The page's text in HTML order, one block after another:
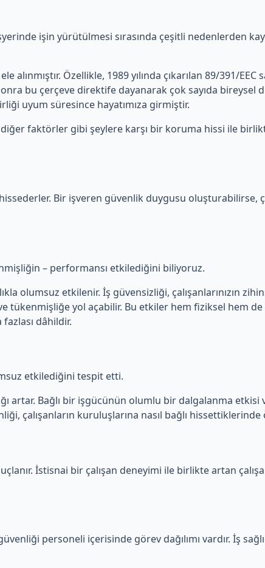
işin yürütülmesi sırasında çeşitli nedenlerden
Özellikle, 1989 yılında çıkarılan 89/391/EEC
bu çerçeve direktife dayanarak çok sayıda bireysel
uyum süresince hayatımıza girmiştir.
faktörler gibi şeylere karşı bir koruma hissi ile
Bir işveren güvenlik duygusu oluşturabilirse,
– performansı etkilediğini biliyoruz.
olumsuz etkilenir. İş güvensizliği, çalışanlarınızın
tükenmişliğe yol açabilir. Bu etkiler hem fiziksel hem
dâhildir.
etkilediğini tespit etti.
artar. Bağlı bir işgücünün olumlu bir dalgalanma etkisi
çalışanların kuruluşlarına nasıl bağlı
İstisnai bir çalışan deneyimi ile birlikte artan
personeli içerisinde görev dağılımı vardır. İş